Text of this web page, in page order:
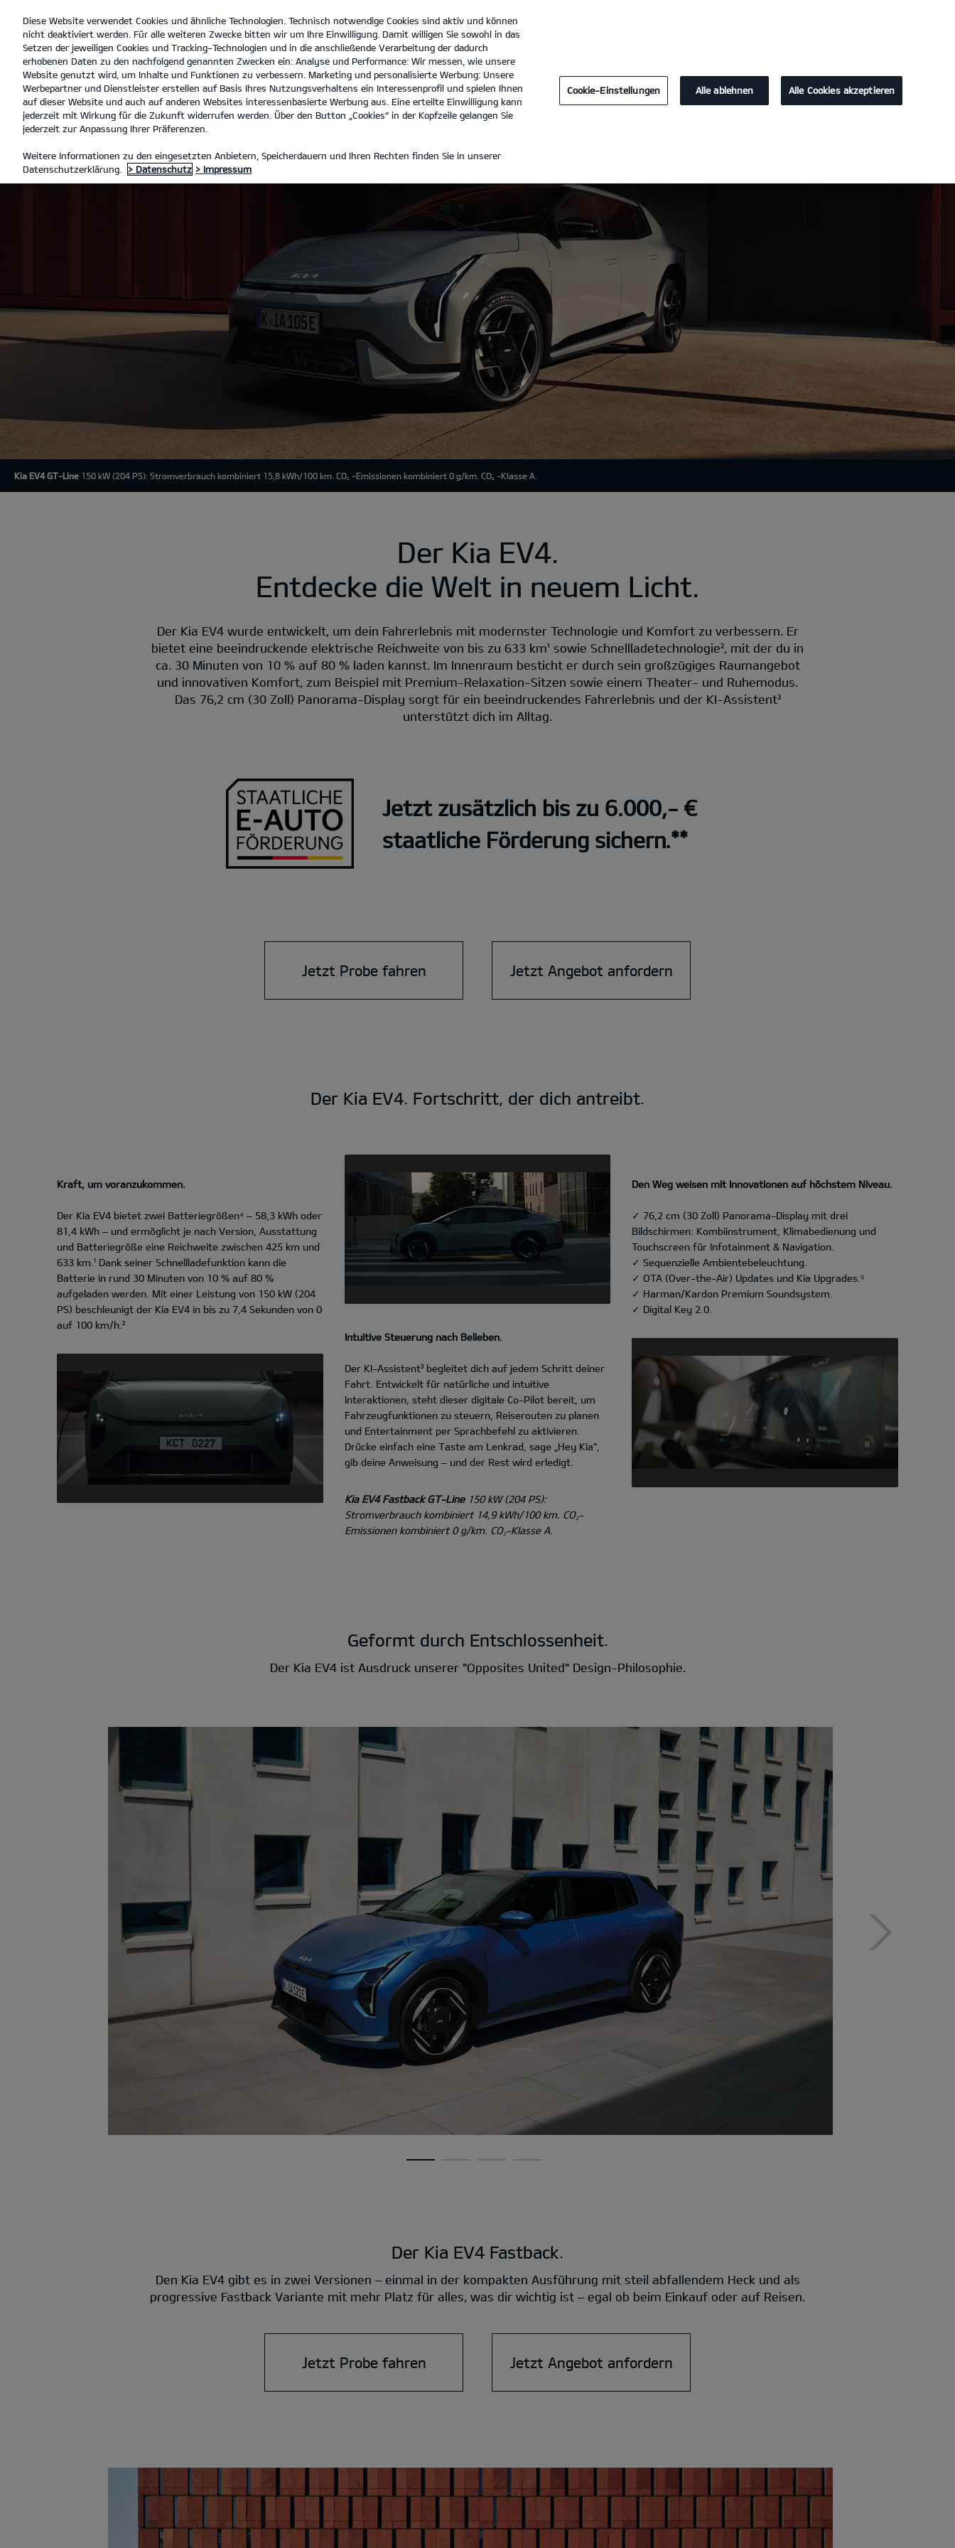
open
menu
Orth Automobile GmbH Tel. :
Kia EV4 GT-Line 150 kW (204 PS): Stromverbrauch kombiniert 15,8 kWh/100 km. CO2 -Emissionen kombiniert 0 g/km. CO2 -Klasse A.
Der Kia EV4.
Entdecke die Welt in neuem Licht.
Der Kia EV4 wurde entwickelt, um dein Fahrerlebnis mit modernster Technologie und Komfort zu verbessern. Er
bietet eine beeindruckende elektrische Reichweite von bis zu 633 km¹ sowie Schnellladetechnologie², mit der du in
ca. 30 Minuten von 10 % auf 80 % laden kannst. Im Innenraum besticht er durch sein großzügiges Raumangebot
und innovativen Komfort, zum Beispiel mit Premium-Relaxation-Sitzen sowie einem Theater- und Ruhemodus.
Das 76,2 cm (30 Zoll) Panorama-Display sorgt für ein beeindruckendes Fahrerlebnis und der KI-Assistent³
unterstützt dich im Alltag.
Jetzt zusätzlich bis zu 6.000,- €
staatliche Förderung sichern.**
Jetzt Probe fahren Jetzt Angebot anfordern
Der Kia EV4. Fortschritt, der dich antreibt.
Kraft, um voranzukommen.
Der Kia EV4 bietet zwei Batteriegrößen⁴ – 58,3 kWh oder
81,4 kWh – und ermöglicht je nach Version, Ausstattung
und Batteriegröße eine Reichweite zwischen 425 km und
633 km.¹ Dank seiner Schnellladefunktion kann die
Batterie in rund 30 Minuten von 10 % auf 80 %
aufgeladen werden. Mit einer Leistung von 150 kW (204
PS) beschleunigt der Kia EV4 in bis zu 7,4 Sekunden von 0
auf 100 km/h.²
Intuitive Steuerung nach Belieben.
Der KI-Assistent³ begleitet dich auf jedem Schritt deiner
Fahrt. Entwickelt für natürliche und intuitive
Interaktionen, steht dieser digitale Co-Pilot bereit, um
Fahrzeugfunktionen zu steuern, Reiserouten zu planen
und Entertainment per Sprachbefehl zu aktivieren.
Drücke einfach eine Taste am Lenkrad, sage „Hey Kia“,
gib deine Anweisung – und der Rest wird erledigt.
Kia EV4 Fastback GT-Line150 kW (204 PS):
Stromverbrauch kombiniert 14,9 kWh/100 km. CO2-
Emissionen kombiniert 0 g/km. CO2-Klasse A.
Den Weg weisen mit Innovationen auf höchstem Niveau.
✓ 76,2 cm (30 Zoll) Panorama-Display mit drei
Bildschirmen: Kombiinstrument, Klimabedienung und
Touchscreen für Infotainment & Navigation.
✓ Sequenzielle Ambientebeleuchtung.
✓ OTA (Over-the-Air) Updates und Kia Upgrades.⁵
✓ Harman/Kardon Premium Soundsystem.
✓ Digital Key 2.0.
Geformt durch Entschlossenheit.
Der Kia EV4 ist Ausdruck unserer "Opposites United" Design-Philosophie.
Der Kia EV4 Fastback.
Den Kia EV4 gibt es in zwei Versionen – einmal in der kompakten Ausführung mit steil abfallendem Heck und als
progressive Fastback Variante mit mehr Platz für alles, was dir wichtig ist – egal ob beim Einkauf oder auf Reisen.
Jetzt Probe fahren Jetzt Angebot anfordern
Diese Website verwendet Cookies und ähnliche Technologien. Technisch notwendige Cookies sind aktiv und können
nicht deaktiviert werden. Für alle weiteren Zwecke bitten wir um Ihre Einwilligung. Damit willigen Sie sowohl in das
Setzen der jeweiligen Cookies und Tracking-Technologien und in die anschließende Verarbeitung der dadurch
erhobenen Daten zu den nachfolgend genannten Zwecken ein: Analyse und Performance: Wir messen, wie unsere
Website genutzt wird, um Inhalte und Funktionen zu verbessern. Marketing und personalisierte Werbung: Unsere
Werbepartner und Dienstleister erstellen auf Basis Ihres Nutzungsverhaltens ein Interessenprofil und spielen Ihnen
auf dieser Website und auch auf anderen Websites interessenbasierte Werbung aus. Eine erteilte Einwilligung kann
jederzeit mit Wirkung für die Zukunft widerrufen werden. Über den Button „Cookies“ in der Kopfzeile gelangen Sie
jederzeit zur Anpassung Ihrer Präferenzen.
Weitere Informationen zu den eingesetzten Anbietern, Speicherdauern und Ihren Rechten finden Sie in unserer
Datenschutzerklärung.
> Datenschutz > Impressum
Cookie-Einstellungen Alle ablehnen Alle Cookies akzeptieren